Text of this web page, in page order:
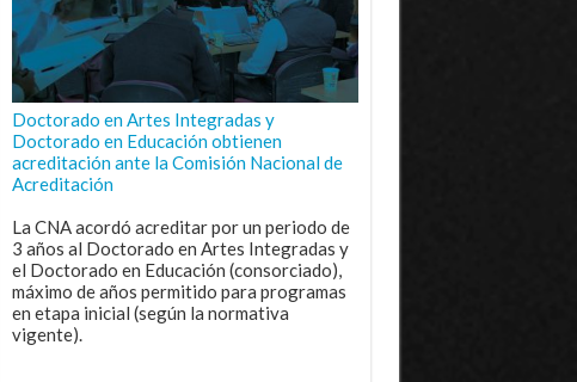
Doctorado en Artes Integradas y
Doctorado en Educación obtienen
acreditación ante la Comisión Nacional de
Acreditación
La CNA acordó acreditar por un periodo de
3 años al Doctorado en Artes Integradas y
el Doctorado en Educación (consorciado),
máximo de años permitido para programas
en etapa inicial (según la normativa
vigente).